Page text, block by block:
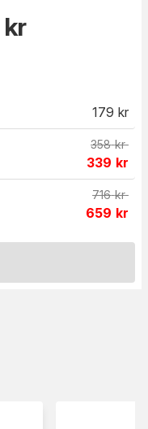
kr
179 kr
358 kr
339 kr
716 kr
659 kr